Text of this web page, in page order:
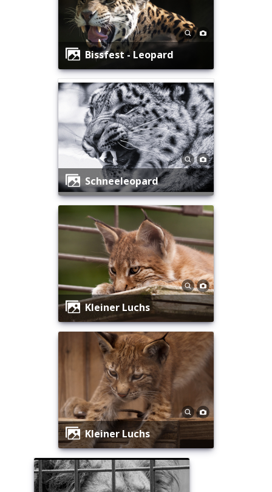
Bissfest - Leopard
Schneeleopard
Kleiner Luchs
Kleiner Luchs